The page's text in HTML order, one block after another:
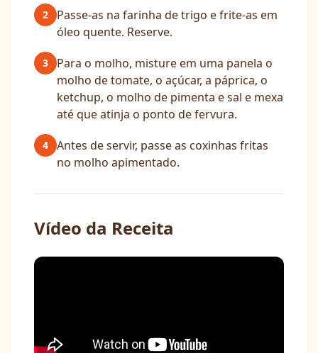
2
Passe-as na farinha de trigo e frite-as em
óleo quente. Reserve.
3
Para o molho, misture em uma panela o
molho de tomate, o açúcar, a páprica, o
ketchup, o molho de pimenta e sal e mexa
até que atinja o ponto de fervura.
4
Antes de servir, passe as coxinhas fritas
no molho apimentado.
Vídeo da Receita